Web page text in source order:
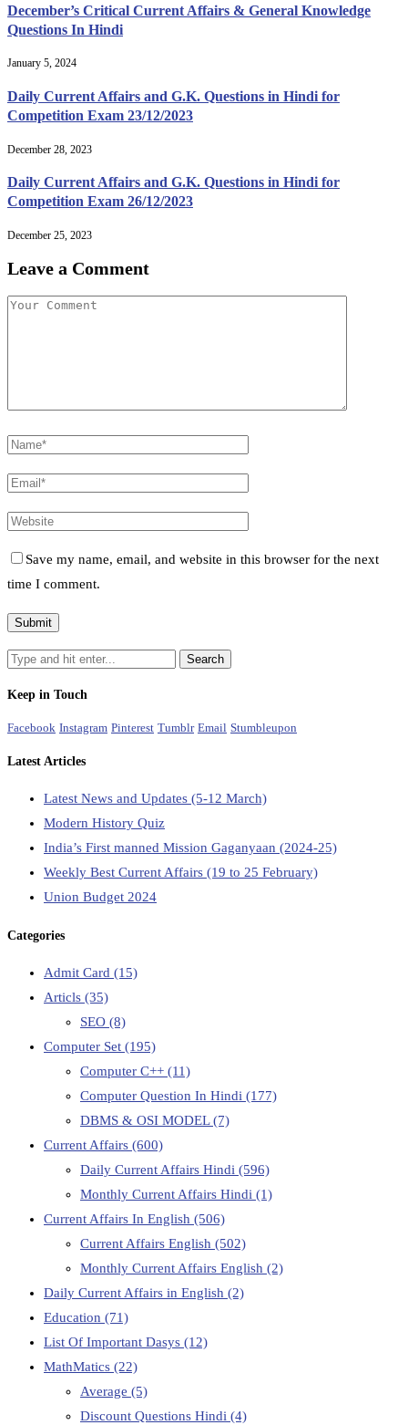
December’s Critical Current Affairs & General Knowledge
Questions In Hindi
January 5, 2024
Daily Current Affairs and G.K. Questions in Hindi for
Competition Exam 23/12/2023
December 28, 2023
Daily Current Affairs and G.K. Questions in Hindi for
Competition Exam 26/12/2023
December 25, 2023
Leave a Comment
Save my name, email, and website in this browser for the next
time I comment.
Keep in Touch
Facebook Instagram Pinterest Tumblr Email Stumbleupon
Latest Articles
Latest News and Updates (5-12 March)
Modern History Quiz
India’s First manned Mission Gaganyaan (2024-25)
Weekly Best Current Affairs (19 to 25 February)
Union Budget 2024
Categories
Admit Card (15)
Articls (35)
SEO (8)
Computer Set (195)
Computer C++ (11)
Computer Question In Hindi (177)
DBMS & OSI MODEL(7)
Current Affairs (600)
Daily Current Affairs Hindi (596)
Monthly Current Affairs Hindi (1)
Current Affairs In English (506)
Current Affairs English (502)
Monthly Current Affairs English (2)
Daily Current Affairs in English (2)
Education (71)
List Of Important Dasys (12)
MathMatics (22)
Average (5)
Discount Questions Hindi (4)